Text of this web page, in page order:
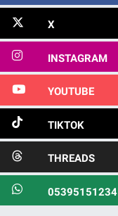
X
INSTAGRAM
YOUTUBE
TIKTOK
THREADS
05395151234